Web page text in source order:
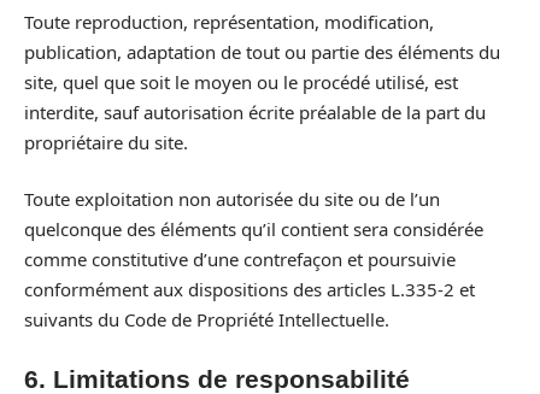
Toute reproduction, représentation, modification,
publication, adaptation de tout ou partie des éléments du
site, quel que soit le moyen ou le procédé utilisé, est
interdite, sauf autorisation écrite préalable de la part du
propriétaire du site.
Toute exploitation non autorisée du site ou de l’un
quelconque des éléments qu’il contient sera considérée
comme constitutive d’une contrefaçon et poursuivie
conformément aux dispositions des articles L.335-2 et
suivants du Code de Propriété Intellectuelle.
6. Limitations de responsabilité